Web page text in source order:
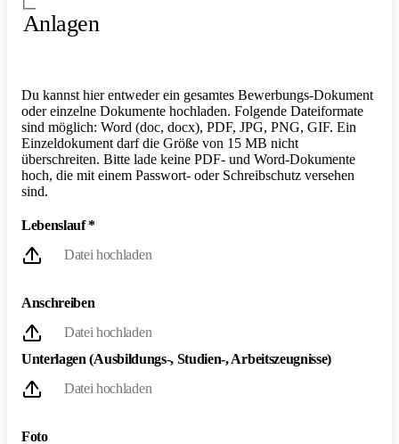
Anlagen
Du kannst hier entweder ein gesamtes Bewerbungs-Dokument
oder einzelne Dokumente hochladen. Folgende Dateiformate
sind möglich: Word (doc, docx), PDF, JPG, PNG, GIF. Ein
Einzeldokument darf die Größe von 15 MB nicht
überschreiten. Bitte lade keine PDF- und Word-Dokumente
hoch, die mit einem Passwort- oder Schreibschutz versehen
sind.
Lebenslauf*
Datei hochladen
Anschreiben
Datei hochladen
Unterlagen (Ausbildungs-, Studien-, Arbeitszeugnisse)
Datei hochladen
Foto